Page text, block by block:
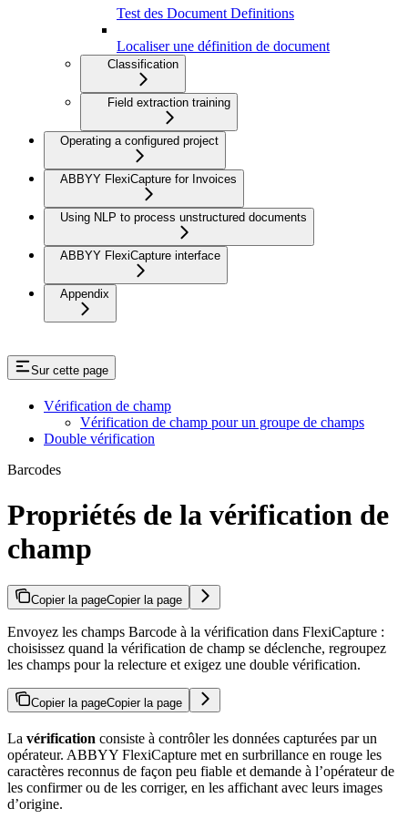
Test des Document Definitions
Localiser une définition de document
Classification
Field extraction training
Operating a configured project
ABBYY FlexiCapture for Invoices
Using NLP to process unstructured documents
ABBYY FlexiCapture interface
Appendix
Sur cette page
Vérification de champ
Vérification de champ pour un groupe de champs
Double vérification
Barcodes
Propriétés de la vérification de
champ
Copier la pageCopier la page
Envoyez les champs Barcode à la vérification dans FlexiCapture :
choisissez quand la vérification de champ se déclenche, regroupez
les champs pour la relecture et exigez une double vérification.
Copier la pageCopier la page
La vérification consiste à contrôler les données capturées par un
opérateur. ABBYY FlexiCapture met en surbrillance en rouge les
caractères reconnus de façon peu fiable et demande à l’opérateur de
les confirmer ou de les corriger, en les affichant avec leurs images
d’origine.